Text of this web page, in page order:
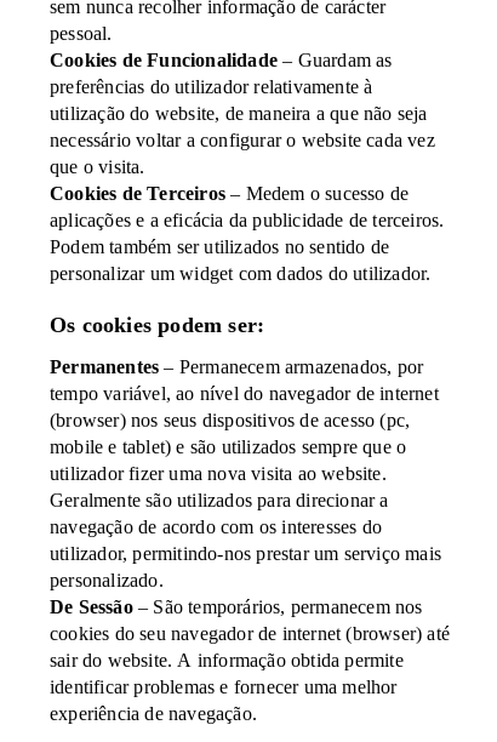
sem nunca recolher informação de carácter
pessoal.
Cookies de Funcionalidade – Guardam as
preferências do utilizador relativamente à
utilização do website, de maneira a que não seja
necessário voltar a configurar o website cada vez
que o visita.
Cookies de Terceiros – Medem o sucesso de
aplicações e a eficácia da publicidade de terceiros.
Podem também ser utilizados no sentido de
personalizar um widget com dados do utilizador.
Os cookies podem ser:
Permanentes – Permanecem armazenados, por
tempo variável, ao nível do navegador de internet
(browser) nos seus dispositivos de acesso (pc,
mobile e tablet) e são utilizados sempre que o
utilizador fizer uma nova visita ao website.
Geralmente são utilizados para direcionar a
navegação de acordo com os interesses do
utilizador, permitindo-nos prestar um serviço mais
personalizado.
De Sessão– São temporários, permanecem nos
cookies do seu navegador de internet (browser) até
sair do website. A informação obtida permite
identificar problemas e fornecer uma melhor
experiência de navegação.